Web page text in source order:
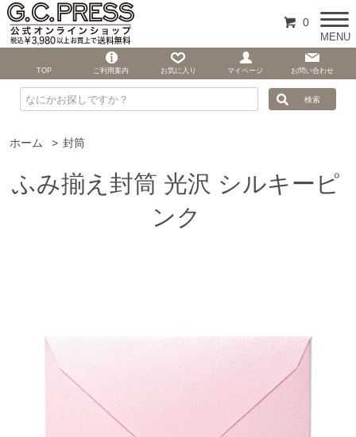
ホーム > 封筒
ふみ揃え封筒 光沢 シルキーピ
ンク
0
MENU
TOP ご利用案内 お気に入り マイページ お問い合わせ